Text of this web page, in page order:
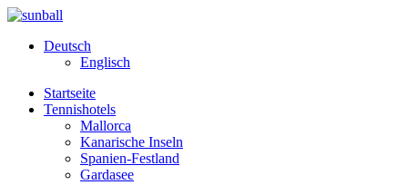
Deutsch
Englisch
Startseite
Tennishotels
Mallorca
Kanarische Inseln
Spanien-Festland
Gardasee